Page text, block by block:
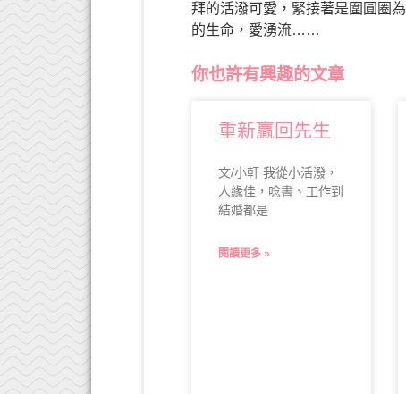
拜的活潑可愛，緊接著是圍圓圈為
的生命，愛湧流……
你也許有興趣的文章
重新贏回先生
文/小軒 我從小活潑，
人緣佳，唸書、工作到
結婚都是
閱讀更多 »